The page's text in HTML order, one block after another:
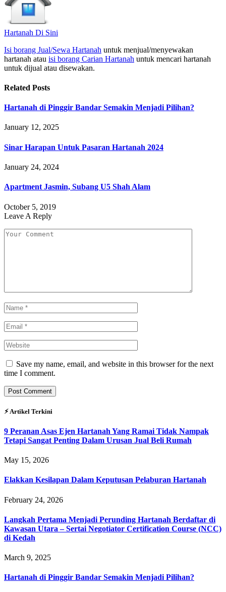
Hartanah Di Sini
Isi borang Jual/Sewa Hartanah untuk menjual/menyewakan
hartanah atau isi borang Carian Hartanah untuk mencari hartanah
untuk dijual atau disewakan.
Related Posts
Hartanah di Pinggir Bandar Semakin Menjadi Pilihan?
January 12, 2025
Sinar Harapan Untuk Pasaran Hartanah 2024
January 24, 2024
Apartment Jasmin, Subang U5 Shah Alam
October 5, 2019
Leave A Reply
Save my name, email, and website in this browser for the next
time I comment.
⚡︎ Artikel Terkini
9 Peranan Asas Ejen Hartanah Yang Ramai Tidak Nampak
Tetapi Sangat Penting Dalam Urusan Jual Beli Rumah
May 15, 2026
Elakkan Kesilapan Dalam Keputusan Pelaburan Hartanah
February 24, 2026
Langkah Pertama Menjadi Perunding Hartanah Berdaftar di
Kawasan Utara – Sertai Negotiator Certification Course (NCC)
di Kedah
March 9, 2025
Hartanah di Pinggir Bandar Semakin Menjadi Pilihan?